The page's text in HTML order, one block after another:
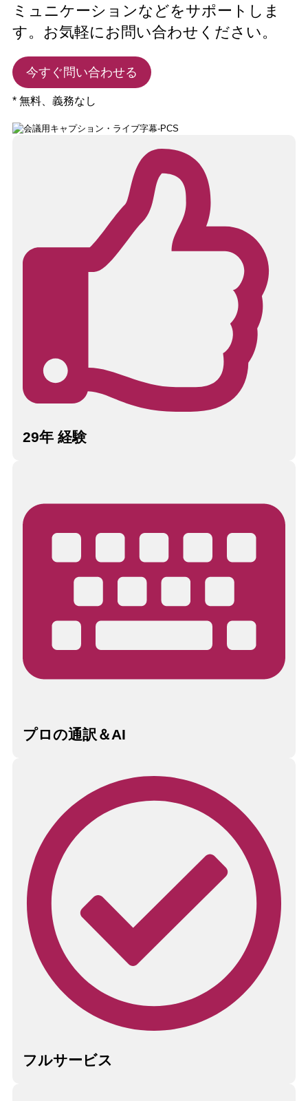
ミュニケーションなどをサポートしま
す。お気軽にお問い合わせください。
今すぐ問い合わせる
* 無料、義務なし
29年 経験
プロの通訳＆AI
フルサービス